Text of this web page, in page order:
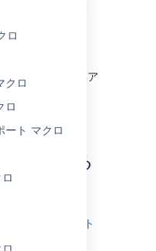
ロ
クロ
ロ
ート マクロ
ください。
ツの上にある
す
ビューアーで編集ア
からコ
ートする
い場合は、「
にインポート